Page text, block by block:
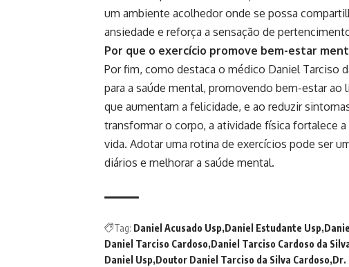
um ambiente acolhedor onde se possa
ansiedade e reforça a sensação de
Por que o exercício promove bem-estar
Por fim, como destaca o médico Daniel Tarciso
para a saúde mental, promovendo bem-estar
que aumentam a felicidade, e ao reduzir
transformar o corpo, a atividade física fortalece
vida. Adotar uma rotina de exercícios pode ser
diários e melhorar a saúde mental.
Tag: Daniel Acusado Usp Daniel Estudante Usp
Daniel Tarciso Cardoso Daniel Tarciso Cardoso da
Daniel Usp Doutor Daniel Tarciso da Silva Cardoso Dr.